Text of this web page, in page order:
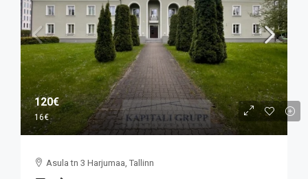
120€
16€
Asula tn 3 Harjumaa, Tallinn